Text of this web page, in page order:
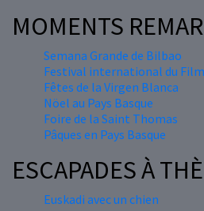
MOMENTS
Semana Grande de Bilbao
Festival international du
Fêtes de la Virgen Blanca
Nöel au Pays Basque
Foire de la Saint Thomas
Pâques en Pays Basque
ESCAPADES À
Euskadi avec un chien